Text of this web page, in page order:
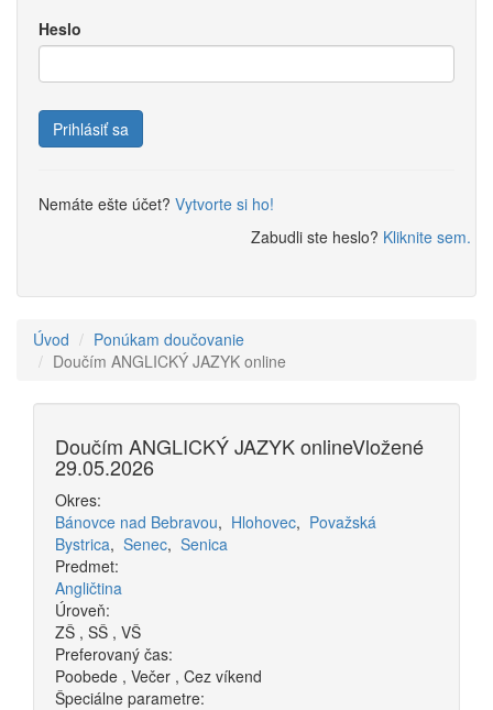
Heslo
Prihlásiť sa
Nemáte ešte účet? Vytvorte si ho!
Zabudli ste heslo? Kliknite sem.
Úvod
Ponúkam doučovanie
Doučím ANGLICKÝ JAZYK online
Doučím ANGLICKÝ JAZYK onlineVložené
29.05.2026
Okres:
Bánovce nad Bebravou, Hlohovec, Považská
Bystrica, Senec, Senica
Predmet:
Angličtina
Úroveň:
ZŠ , SŠ , VŠ
Preferovaný čas:
Poobede , Večer , Cez víkend
Špeciálne parametre: